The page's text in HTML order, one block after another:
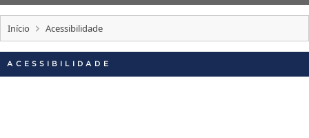
Canais
COBALTO
CONCURSOS
EDITAIS
INTERNACIONAL
Início Acessibilidade
ACESSIBILIDADE